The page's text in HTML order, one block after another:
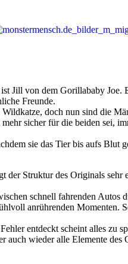
Jill von dem Gorillababy Joe.
Freunde.
doch nun sind die
sicher für die beiden sei,
sie das Tier bis aufs Blut
der Struktur des Originals sehr
schnell fahrenden Autos
anrührenden Momenten.
entdeckt scheint alles zu
auch wieder alle Elemente des